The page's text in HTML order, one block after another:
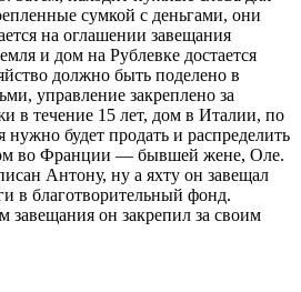
сумкой с деньгами, они
на оглашении завещания
и дом на Рублевке достается
должно быть поделено в
управление закреплено за
в течение 15 лет, дом в Италии, по
будет продать и распределить
во Франции — бывшей жене, Оле.
Антону, ну а яхту он завещал
в благотворительный фонд.
завещания он закрепил за своим